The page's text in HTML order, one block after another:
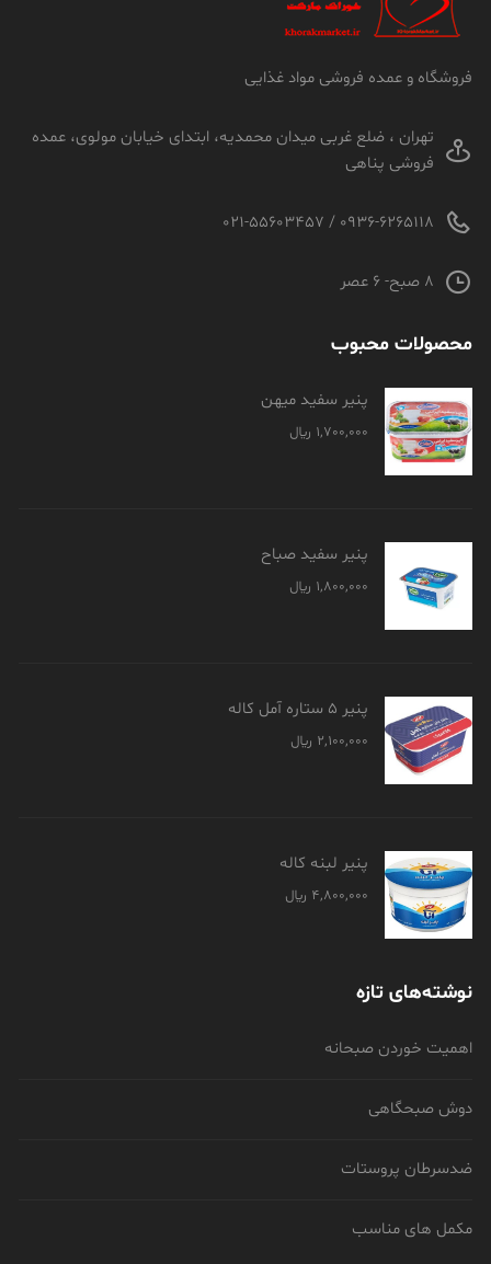
فروشگاه و عمده فروشی مواد غذایی
تهران ، ضلع غربی میدان محمدیه، ابتدای خیابان مولوی، عمده
فروشی پناهی
0936-6265118 / 021-55603457
8 صبح- 6 عصر
محصولات محبوب
پنیر سفید میهن
1,700,000 ﷼
پنیر سفید صباح
1,800,000 ﷼
پنیر 5 ستاره آمل کاله
2,100,000 ﷼
پنیر لبنه کاله
4,800,000 ﷼
نوشته‌های تازه
اهمیت خوردن صبحانه
دوش صبحگاهی
ضدسرطان پروستات
مکمل های مناسب